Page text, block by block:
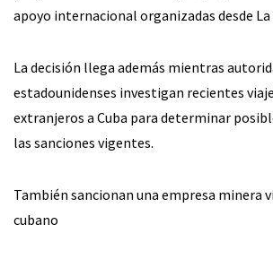
apoyo internacional organizadas desde La
La decisión llega además mientras
estadounidenses investigan recientes
extranjeros a Cuba para determinar
las sanciones vigentes.
También sancionan una empresa minera
cubano